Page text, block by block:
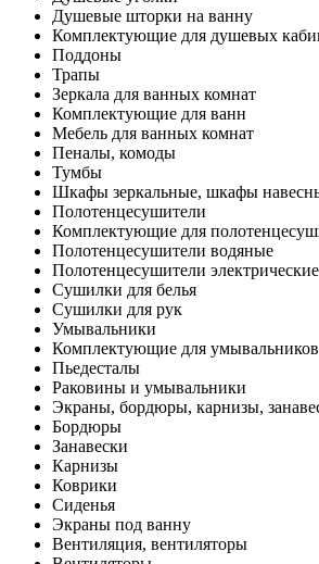
Душевые шторки на ванну
Комплектующие для душевых
Поддоны
Трапы
Зеркала для ванных комнат
Комплектующие для ванн
Мебель для ванных комнат
Пеналы, комоды
Тумбы
Шкафы зеркальные, шкафы
Полотенцесушители
Комплектующие для
Полотенцесушители водяные
Полотенцесушители электрические
Сушилки для белья
Сушилки для рук
Умывальники
Комплектующие для умывальников
Пьедесталы
Раковины и умывальники
Экраны, бордюры, карнизы,
Бордюры
Занавески
Карнизы
Коврики
Сиденья
Экраны под ванну
Вентиляция, вентиляторы